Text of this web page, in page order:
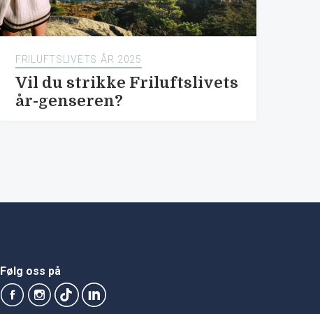
FRILUFTSLIVETS ÅR 2025
Vil du strikke Friluftslivets
år-genseren?
Følg oss på